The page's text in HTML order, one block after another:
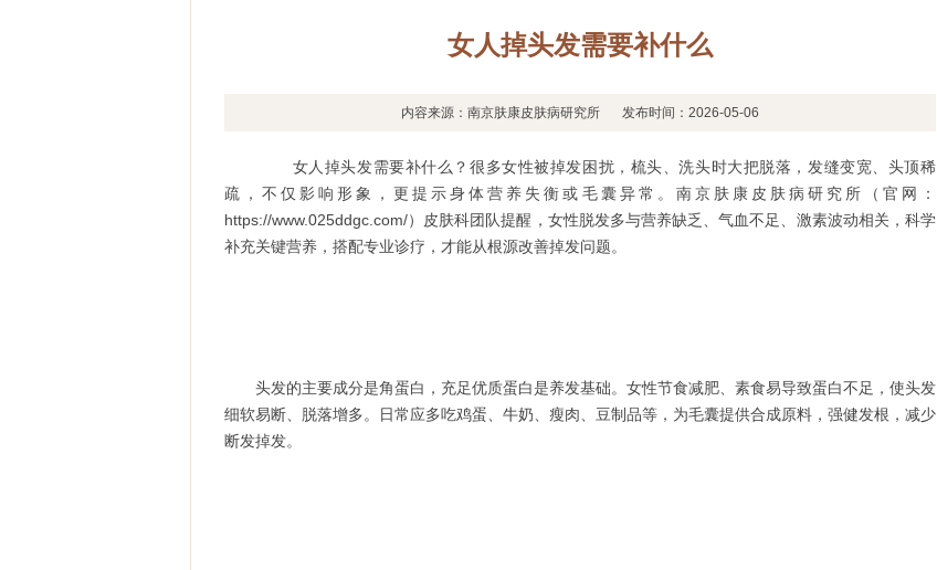
女人掉头发需要补什么
内容来源：南京肤康皮肤病研究所 发布时间：2026-05-06
女人掉头发需要补什么？很多女性被掉发困扰，梳头、洗头时大把脱落，发缝变宽、头顶稀
疏，不仅影响形象，更提示身体营养失衡或毛囊异常。南京肤康皮肤病研究所（官网：
https://www.025ddgc.com/）皮肤科团队提醒，女性脱发多与营养缺乏、气血不足、激素波动相关，科学
补充关键营养，搭配专业诊疗，才能从根源改善掉发问题。
头发的主要成分是角蛋白，充足优质蛋白是养发基础。女性节食减肥、素食易导致蛋白不足，使头发
细软易断、脱落增多。日常应多吃鸡蛋、牛奶、瘦肉、豆制品等，为毛囊提供合成原料，强健发根，减少
断发掉发。